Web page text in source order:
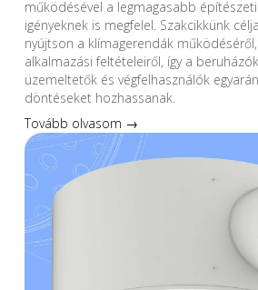
működésével a legmagasabb
igényeknek is megfelel. Szakcikkünk
nyújtson a klímagerendák
alkalmazási feltételeiről, így a
üzemeltetők és végfelhasználók
döntéseket hozhassanak.
Tovább olvasom →